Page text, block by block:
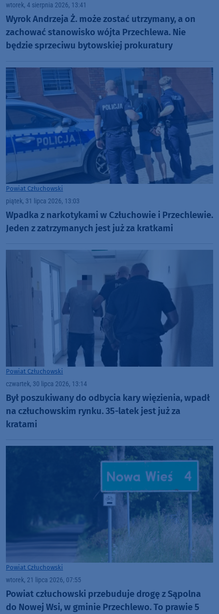
wtorek, 4 sierpnia 2026, 13:41
Wyrok Andrzeja Ż. może zostać utrzymany, a on
zachować stanowisko wójta Przechlewa. Nie
będzie sprzeciwu bytowskiej prokuratury
Powiat Człuchowski
piątek, 31 lipca 2026, 13:03
Wpadka z narkotykami w Człuchowie i Przechlewie.
Jeden z zatrzymanych jest już za kratkami
Powiat Człuchowski
czwartek, 30 lipca 2026, 13:14
Był poszukiwany do odbycia kary więzienia, wpadł
na człuchowskim rynku. 35-latek jest już za
kratami
Powiat Człuchowski
wtorek, 21 lipca 2026, 07:55
Powiat człuchowski przebuduje drogę z Sąpolna
do Nowej Wsi, w gminie Przechlewo. To prawie 5